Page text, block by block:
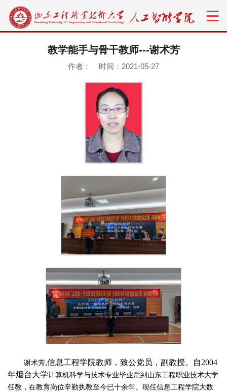
教学能手与骨干教师---谢术芳
作者： 时间：2021-05-27
谢术芳,信息工程学院教师，致公党员，副教授。自2004
年烟台大学计算机科学与技术专业毕业后到 山东工程职业技术大学
任教 ，在教育岗位辛勤执教至今已十余年。现任信息工程学院大数